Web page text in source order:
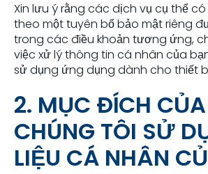
Xin lưu ý rằng các dịch vụ cụ thể
theo một tuyên bố bảo mật riêng
trong các điều khoản tương ứng,
việc xử lý thông tin cá nhân của
sử dụng ứng dụng dành cho thiết
2. MỤC ĐÍCH
CHÚNG TÔI SỬ
LIỆU CÁ NHÂN